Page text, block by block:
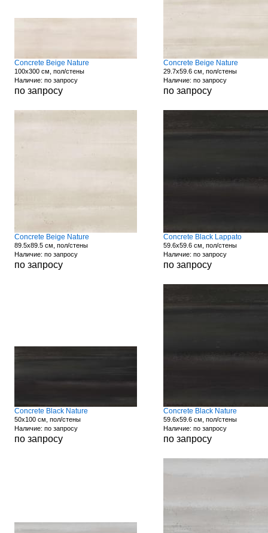
Concrete Beige Nature
100x300 см, пол/стены
Наличие: по запросу
по запросу
Concrete Beige Nature
29.7x59.6 см, пол/стены
Наличие: по запросу
по запросу
Concrete Beige Nature
89.5x89.5 см, пол/стены
Наличие: по запросу
по запросу
Concrete Black Lappato
59.6x59.6 см, пол/стены
Наличие: по запросу
по запросу
Concrete Black Nature
50x100 см, пол/стены
Наличие: по запросу
по запросу
Concrete Black Nature
59.6x59.6 см, пол/стены
Наличие: по запросу
по запросу